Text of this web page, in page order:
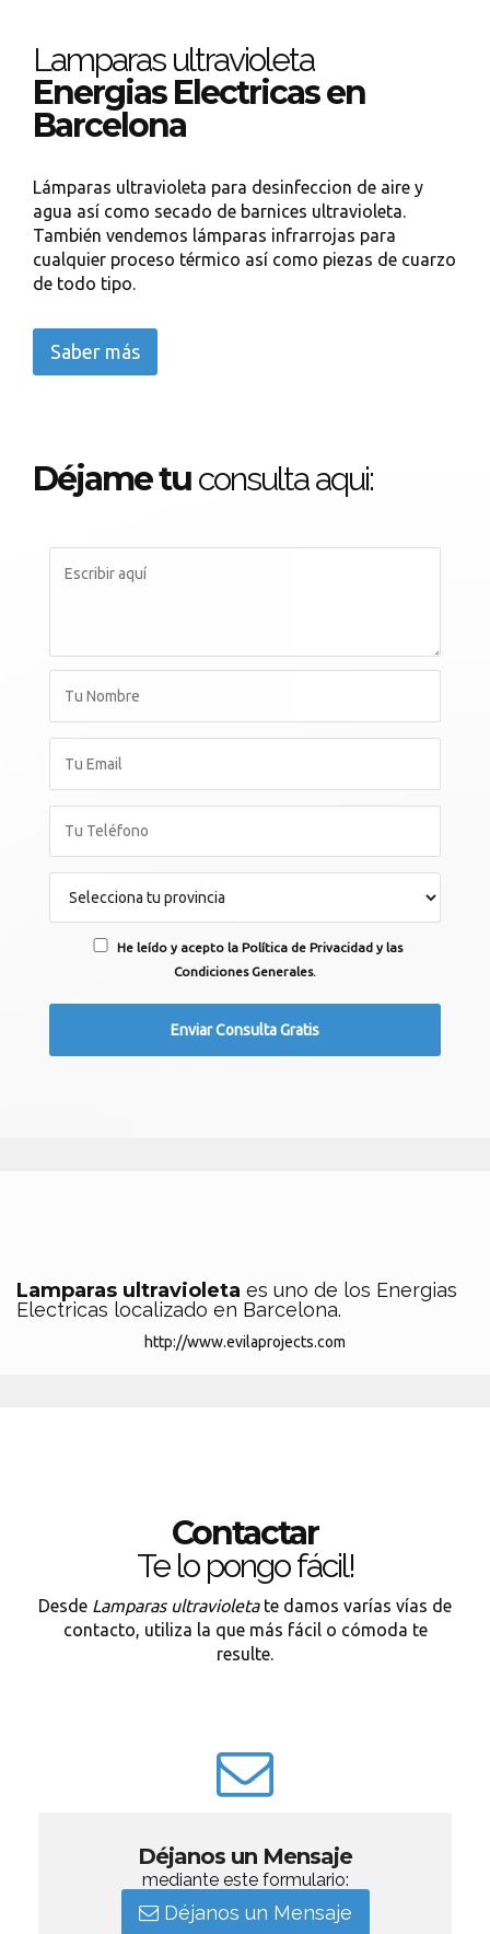
Lamparas ultravioleta
Energias Electricas en
Barcelona
Lámparas ultravioleta para desinfeccion de aire y
agua así como secado de barnices ultravioleta.
También vendemos lámparas infrarrojas para
cualquier proceso térmico así como piezas de cuarzo
de todo tipo.
Saber más
Déjame tu consulta aqui:
He leído y acepto la Política de Privacidad y las
Condiciones Generales.
Lamparas ultravioleta es uno de los Energias
Electricas localizado en Barcelona.
http://www.evilaprojects.com
Contactar
Te lo pongo fácil!
Desde Lamparas ultravioletate damos varías vías de
contacto, utiliza la que más fácil o cómoda te
resulte.
Déjanos un Mensaje
mediante este formulario:
Déjanos un Mensaje